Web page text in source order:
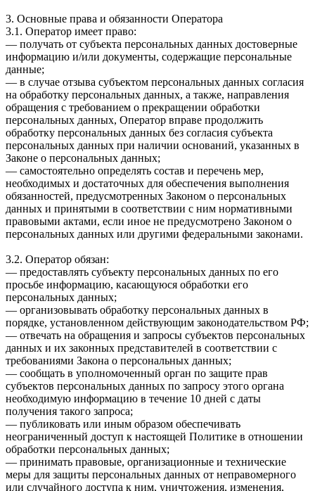
3. Основные права и обязанности Оператора
3.1. Оператор имеет право:
— получать от субъекта персональных данных достоверные
информацию и/или документы, содержащие персональные
данные;
— в случае отзыва субъектом персональных данных согласия
на обработку персональных данных, а также, направления
обращения с требованием о прекращении обработки
персональных данных, Оператор вправе продолжить
обработку персональных данных без согласия субъекта
персональных данных при наличии оснований, указанных в
Законе о персональных данных;
— самостоятельно определять состав и перечень мер,
необходимых и достаточных для обеспечения выполнения
обязанностей, предусмотренных Законом о персональных
данных и принятыми в соответствии с ним нормативными
правовыми актами, если иное не предусмотрено Законом о
персональных данных или другими федеральными законами.
3.2. Оператор обязан:
— предоставлять субъекту персональных данных по его
просьбе информацию, касающуюся обработки его
персональных данных;
— организовывать обработку персональных данных в
порядке, установленном действующим законодательством РФ;
— отвечать на обращения и запросы субъектов персональных
данных и их законных представителей в соответствии с
требованиями Закона о персональных данных;
— сообщать в уполномоченный орган по защите прав
субъектов персональных данных по запросу этого органа
необходимую информацию в течение 10 дней с даты
получения такого запроса;
— публиковать или иным образом обеспечивать
неограниченный доступ к настоящей Политике в отношении
обработки персональных данных;
— принимать правовые, организационные и технические
меры для защиты персональных данных от неправомерного
или случайного доступа к ним, уничтожения, изменения,